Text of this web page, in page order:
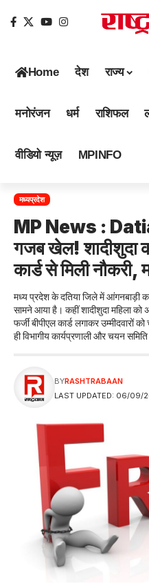
Home देश राज्य
मनोरंजन धर्म राशिफल
वीडियो न्यूज़ MPINFO
मध्यप्रदेश
MP News : Datia
गजब खेल! शादीशुदा
कार्ड से मिली
मध्य प्रदेश के दतिया जिले में आंगनबाड़ी
सामने आया है। कहीं शादीशुदा महिला को
फर्जी बीपीएल कार्ड लगाकर उम्मीदवारों
ही विभागीय कार्यप्रणाली और चयन
LAST UPDATED: 06/09/
BYRASHTRABAAN